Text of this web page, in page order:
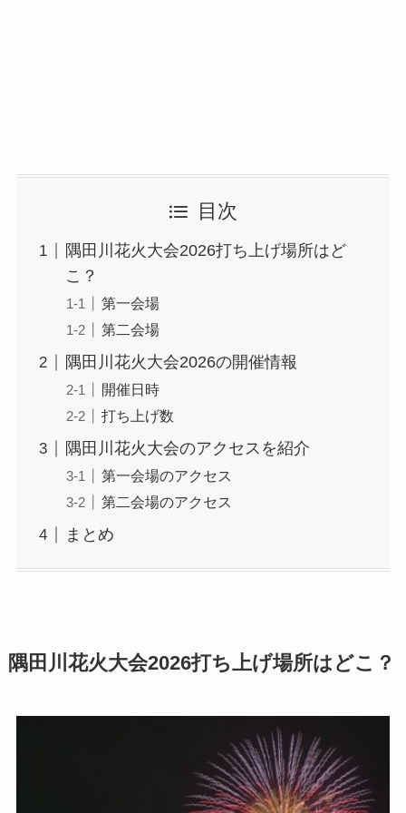
目次
隅田川花火大会2026打ち上げ場所はど
こ？
第一会場
第二会場
隅田川花火大会2026の開催情報
開催日時
打ち上げ数
隅田川花火大会のアクセスを紹介
第一会場のアクセス
第二会場のアクセス
まとめ
隅田川花火大会2026打ち上げ場所はどこ？